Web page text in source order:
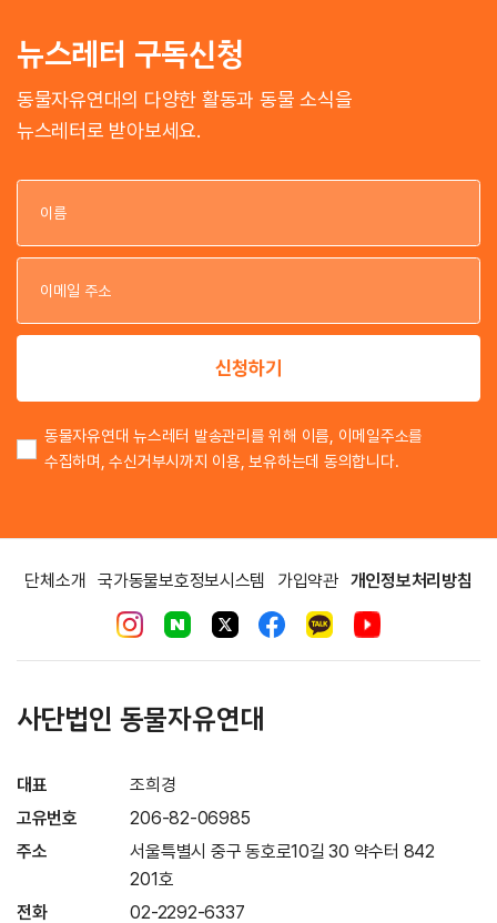
뉴스레터 구독신청
동물자유연대의 다양한 활동과 동물 소식을
뉴스레터로 받아보세요.
이
이
신청하기
동물자유연대 뉴스레터 발송관리를 위해 이름, 이메일주소를
수집하며, 수신거부시까지 이용, 보유하는데 동의합니다.
단체소개 국가동물보호정보시스템 가입약관 개인정보처리방침
사단법인 동물자유연대
대표
조희경
고유번호
206-82-06985
주소
서울특별시 중구 동호로10길 30 약수터 842
201호
전화
02-2292-6337